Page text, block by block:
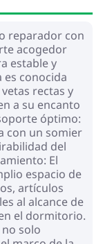
reparador con
acogedor
estable y
es conocida
rectas y
a su encanto
óptimo:
con un somier
del
El
espacio de
artículos
al alcance de
el dormitorio.
solo